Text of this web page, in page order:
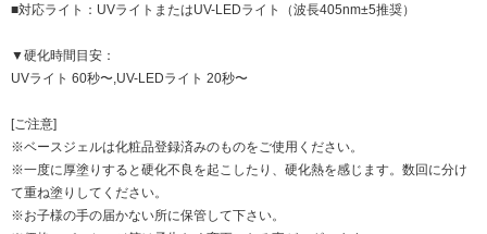
■対応ライト：UVライトまたはUV-LEDライト（波長405nm±5推奨）
▼硬化時間目安：
UVライト 60秒〜,UV-LEDライト 20秒〜
[ご注意]
※ベースジェルは化粧品登録済みのものをご使用ください。
※一度に厚塗りすると硬化不良を起こしたり、硬化熱を感じます。数回に分け
て重ね塗りしてください。
※お子様の手の届かない所に保管して下さい。